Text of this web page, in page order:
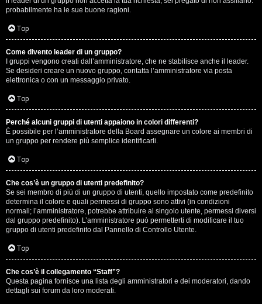
probabilmente ha le sue buone ragioni.
Top
Come divento leader di un gruppo?
I gruppi vengono creati dall’amministratore, che ne stabilisce anche il leader.
Se desideri creare un nuovo gruppo, contatta l’amministratore via posta
elettronica o con un messaggio privato.
Top
Perché alcuni gruppi di utenti appaiono in colori differenti?
È possibile per l’amministratore della Board assegnare un colore ai membri di
un gruppo per rendere più semplice identificarli.
Top
Che cos’è un gruppo di utenti predefinito?
Se sei membro di più di un gruppo di utenti, quello impostato come predefinito
determina il colore e quali permessi di gruppo sono attivi (in condizioni
normali; l’amministratore, potrebbe attribuire al singolo utente, permessi diversi
dal gruppo predefinito). L’amministratore può permetterti di modificare il tuo
gruppo di utenti predefinito dal Pannello di Controllo Utente.
Top
Che cos’è il collegamento “Staff”?
Questa pagina fornisce una lista degli amministratori e dei moderatori, dando
dettagli sui forum da loro moderati.
.
.
D
i
t
u
t
t
o
u
n
p
ò